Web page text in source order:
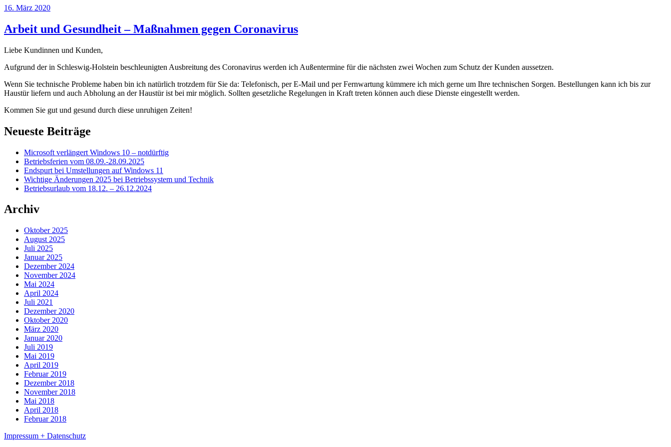
Veröffentlicht
16. März 2020
Arbeit und Gesundheit – Maßnahmen gegen Coronavirus
Liebe Kundinnen und Kunden,
Aufgrund der in Schleswig-Holstein beschleunigten Ausbreitung des Coronavirus werden ich Außentermine für die nächsten zwei Wochen zum Schutz der Kunden aussetzen.
Wenn Sie technische Probleme haben bin ich natürlich trotzdem für Sie da: Telefonisch, per E-Mail und per Fernwartung kümmere ich mich gerne um Ihre technischen Sorgen. Bestellungen kann ich bis zur
Haustür liefern und auch Abholung an der Haustür ist bei mir möglich. Sollten gesetzliche Regelungen in Kraft treten können auch diese Dienste eingestellt werden.
Kommen Sie gut und gesund durch diese unruhigen Zeiten!
Neueste Beiträge
Microsoft verlängert Windows 10 – notdürftig
Betriebsferien vom 08.09.-28.09.2025
Endspurt bei Umstellungen auf Windows 11
Wichtige Änderungen 2025 bei Betriebssystem und Technik
Betriebsurlaub vom 18.12. – 26.12.2024
Archiv
Oktober 2025
August 2025
Juli 2025
Januar 2025
Dezember 2024
November 2024
Mai 2024
April 2024
Juli 2021
Dezember 2020
Oktober 2020
März 2020
Januar 2020
Juli 2019
Mai 2019
April 2019
Februar 2019
Dezember 2018
November 2018
Mai 2018
April 2018
Februar 2018
Impressum + Datenschutz